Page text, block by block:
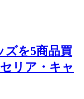
ズを5商品買
リア・キャ